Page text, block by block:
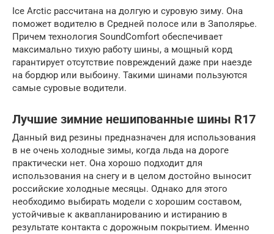
Ice Arctic рассчитана на долгую и суровую зиму. Она
поможет водителю в Средней полосе или в Заполярье.
Причем технология SoundComfort обеспечивает
максимально тихую работу шины, а мощный корд
гарантирует отсутствие повреждений даже при наезде
на бордюр или выбоину. Такими шинами пользуются
самые суровые водители.
Лучшие зимние нешипованные шины R17
Данный вид резины предназначен для использования
в не очень холодные зимы, когда льда на дороге
практически нет. Она хорошо подходит для
использования на снегу и в целом достойно выносит
российские холодные месяцы. Однако для этого
необходимо выбирать модели с хорошим составом,
устойчивые к аквапланированию и истиранию в
результате контакта с дорожным покрытием. Именно